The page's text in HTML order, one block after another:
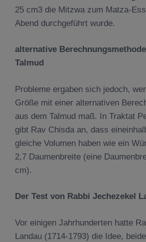
25 cm3 die Mitzwa zum Matza-
Abend durchgeführt wurde.
alternative
Talmud
Probleme ergaben sich jedoch,
Größe mit einer alternativen
aus dem Talmud maß. In Traktat
gibt Rav Chisda an, dass
gleiche Volumen haben wie ein
2,7 Daumenbreite (eine
cm).
Der Test von Rabbi Jechezekel
Vor einigen Jahrhunderten hatte
Landau (1714-1793) die Idee,